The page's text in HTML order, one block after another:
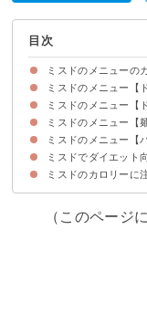
目次
ミスドのメニューの
ミスドのメニュー【
フレンチクルーラ
エンゼルクリーム
ハニーチュロ（
ポンデリング（
オールドファッシ
ミスドのメニュー【
ココナッツチョコ
ゴールデンチョコ
チョコファッショ
ミスドのメニュー【
汁そば（231Kcal /
やわらかとり肉そ
香る海老ぷりワン
坦々麺（571Kcal /
ミスドのメニュー【
ホット・セイボリ
クリームイン・マ
トッピング・ホッ
ミスドでダイエット
➀よく噛んでゆっく
②暖かい飲み物と一
ミスドのカロリーに
（このページ